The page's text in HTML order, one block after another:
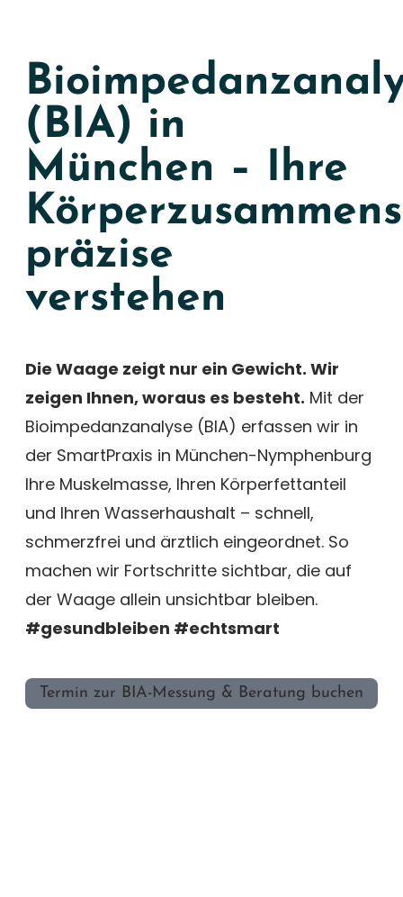
(BIA) in
München – Ihre
präzise
verstehen
Die Waage zeigt nur ein Gewicht. Wir
zeigen Ihnen, woraus es besteht. Mit der
Bioimpedanzanalyse (BIA) erfassen wir in
der SmartPraxis in München-Nymphenburg
Ihre Muskelmasse, Ihren Körperfettanteil
und Ihren Wasserhaushalt – schnell,
schmerzfrei und ärztlich eingeordnet. So
machen wir Fortschritte sichtbar, die auf
der Waage allein unsichtbar bleiben.
#gesundbleiben #echtsmart
Termin zur BIA-Messung & Beratung buchen